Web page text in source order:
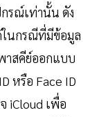
รณ์เท่านั้น ดัง
ในกรณีที่มีข้อมูล
าสคีย์ออกแบบ
หรือ Face ID
iCloud เพื่อ